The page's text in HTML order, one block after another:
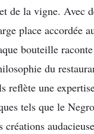
de la vigne. Avec
place accordée
bouteille
du
reflète une
tels que le